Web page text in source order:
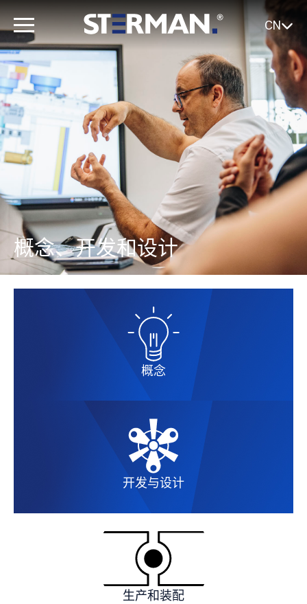
CN
概念、开发和设计
概念
开发与设计
生产和装配